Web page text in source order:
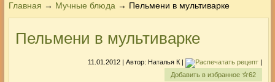
Главная → Мучные блюда → Пельмени в мультиварке
Пельмени в мультиварке
11.01.2012 | Автор: Наталья К|
|
Добавить в избранное
62